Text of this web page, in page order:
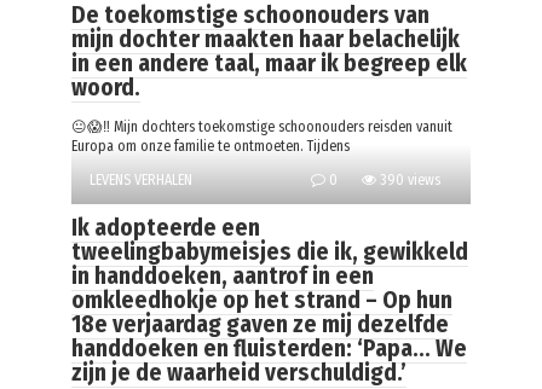
De toekomstige schoonouders van
mijn dochter maakten haar belachelijk
in een andere taal, maar ik begreep elk
woord.
😐😱‼️ Mijn dochters toekomstige schoonouders reisden vanuit
Europa om onze familie te ontmoeten. Tijdens
LEVENS VERHALEN
0 390 views
Ik adopteerde een
tweelingbabymeisjes die ik, gewikkeld
in handdoeken, aantrof in een
omkleedhokje op het strand – Op hun
18e verjaardag gaven ze mij dezelfde
handdoeken en fluisterden: ‘Papa… We
zijn je de waarheid verschuldigd.’